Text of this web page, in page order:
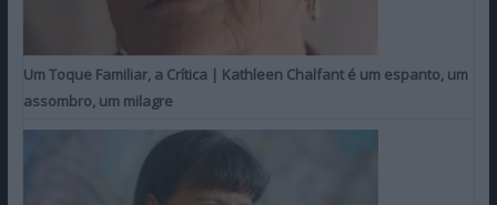
Um Toque Familiar, a Crítica | Kathleen Chalfant é um espanto, um
assombro, um milagre